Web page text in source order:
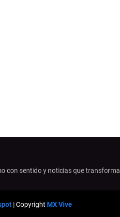
con sentido y noticias que
| Copyright MX Vive